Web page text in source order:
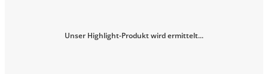
Unser Highlight-Produkt wird ermittelt...